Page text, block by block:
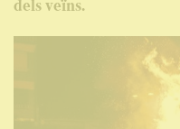
dels veïns.